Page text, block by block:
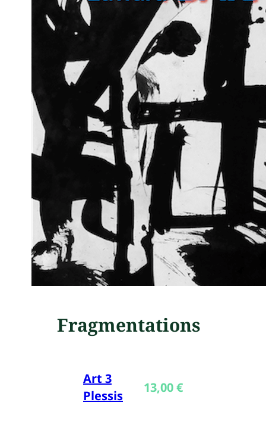
Fragmentations
Art 3
Plessis
13,00€